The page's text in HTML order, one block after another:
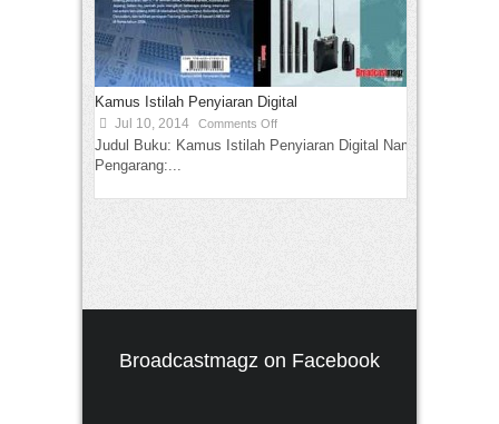
Kamus Istilah Penyiaran Digital
Jul 10, 2014 Comments Off
Judul Buku: Kamus Istilah Penyiaran Digital Nama
Pengarang:...
Broadcastmagz on Facebook